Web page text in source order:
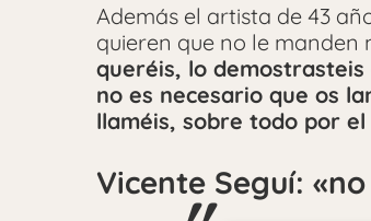
Además el artista de 43
quieren que no le manden
queréis, lo
no es necesario que os
llaméis, sobre todo por el
Vicente Seguí: